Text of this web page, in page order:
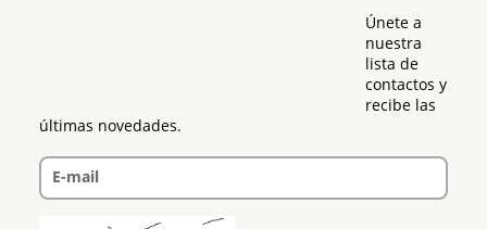
Únete a
nuestra
lista de
contactos y
recibe las
últimas novedades.
E-mail